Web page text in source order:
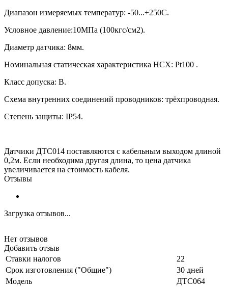
Диапазон измеряемых температур: -50...+250С.
Условное давление:10МПа (100кгс/см2).
Диаметр датчика: 8мм.
Номинальная статическая характеристика НСХ: Pt100 .
Класс допуска: В.
Схема внутренних соединений проводников: трёхпроводная.
Степень защиты: IP54.
Датчики ДТС014 поставляются с кабельным выходом длиной
0,2м. Если необходима другая длина, то цена датчика
увеличивается на стоимость кабеля.
Отзывы
Загрузка отзывов...
Нет отзывов
Добавить отзыв
Ставки налогов
22
Срок изготовления ("Общие")
30 дней
Модель
ДТС064